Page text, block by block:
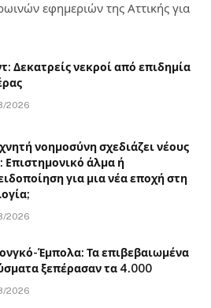
εφημεριών της Αττικής για
Δεκατρείς νεκροί από επιδημία
2026
νοημοσύνη σχεδιάζει νέους
Επιστημονικό άλμα ή
για μια νέα εποχή στη
2026
Έμπολα: Τα επιβεβαιωμένα
ξεπέρασαν τα 4.000
2026